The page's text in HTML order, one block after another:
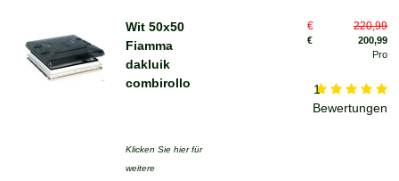
Wit 50x50
Fiamma
dakluik
combirollo
Klicken Sie hier für
weitere
€ 220,99
€
200,99
Pro
1
Bewertungen